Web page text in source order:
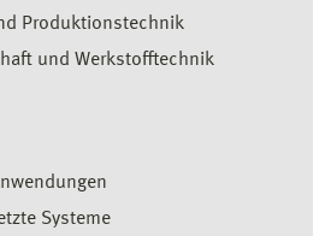
Produktionstechnik
und Werkstofftechnik
Systeme